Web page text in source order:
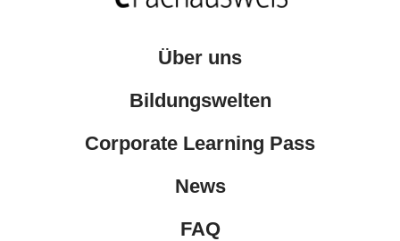
Über uns
Bildungswelten
Corporate Learning Pass
News
FAQ